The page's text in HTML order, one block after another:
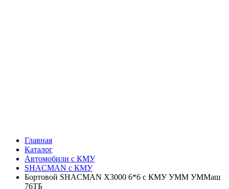
Главная
Каталог
Автомобили с КМУ
SHACMAN с КМУ
Бортовой SHACMAN X3000 6*6 с КМУ УММ УММаш
76ТБ